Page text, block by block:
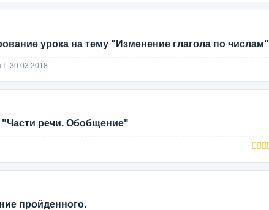
урока на тему "Изменение глагола по числам"
30.03.2018
"Части речи. Обобщение"
пройденного.